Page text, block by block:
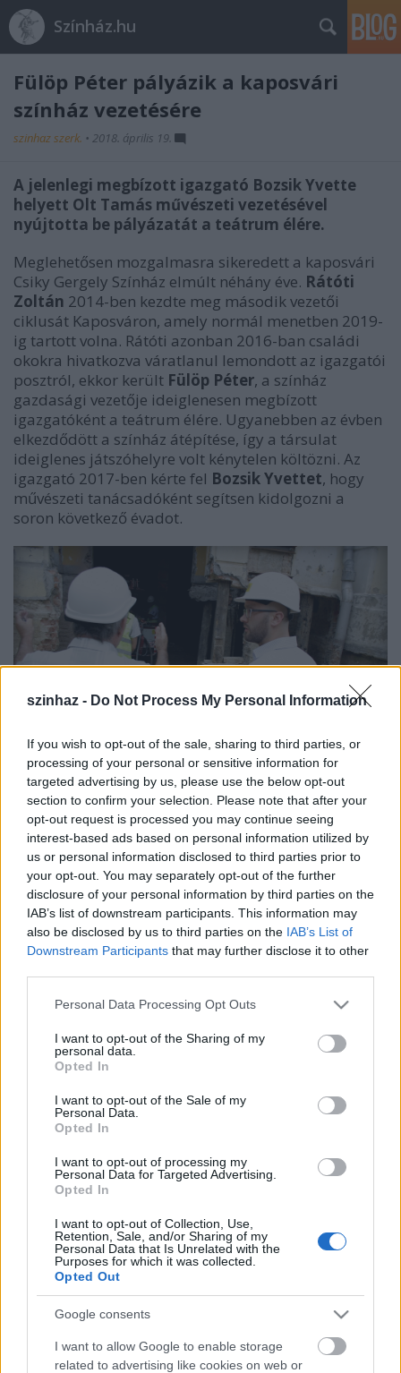
szinhaz - Do Not Process My Personal Information
If you wish to opt-out of the sale, sharing to third parties, or
processing of your personal or sensitive information for
targeted advertising by us, please use the below opt-out
section to confirm your selection. Please note that after your
opt-out request is processed you may continue seeing
interest-based ads based on personal information utilized by
us or personal information disclosed to third parties prior to
your opt-out. You may separately opt-out of the further
disclosure of your personal information by third parties on the
IAB’s list of downstream participants. This information may
also be disclosed by us to third parties on the IAB’s List of
Downstream Participants that may further disclose it to other
Please note that this website/app uses one or more Google
not limited to your visit or usage behaviour. You may click to
grant or deny consent to Google and its third-party tags to
use your data for below specified purposes in below Google
consent section.
Personal Data Processing Opt Outs
I want to opt-out of the Sharing of my
personal data.
Opted In
I want to opt-out of the Sale of my
Personal Data.
Opted In
I want to opt-out of processing my
Personal Data for Targeted Advertising.
Opted In
I want to opt-out of Collection, Use,
Retention, Sale, and/or Sharing of my
Personal Data that Is Unrelated with the
Purposes for which it was collected.
Opted Out
Google consents
I want to allow Google to enable storage
related to advertising like cookies on web or
Színház.hu
Fülöp Péter pályázik a kaposvári
színház vezetésére
szinhaz szerk. • 2018. április 19.
A jelenlegi megbízott igazgató Bozsik Yvette
helyett Olt Tamás művészeti vezetésével
nyújtotta be pályázatát a teátrum élére.
Meglehetősen mozgalmasra sikeredett a kaposvári
Csiky Gergely Színház elmúlt néhány éve. Rátóti
Zoltán 2014-ben kezdte meg második vezetői
ciklusát Kaposváron, amely normál menetben 2019-
ig tartott volna. Rátóti azonban 2016-ban családi
okokra hivatkozva váratlanul lemondott az igazgatói
posztról, ekkor került Fülöp Péter, a színház
gazdasági vezetője ideiglenesen megbízott
igazgatóként a teátrum élére. Ugyanebben az évben
elkezdődött a színház átépítése, így a társulat
ideiglenes játszóhelyre volt kénytelen költözni. Az
igazgató 2017-ben kérte fel Bozsik Yvettet, hogy
művészeti tanácsadóként segítsen kidolgozni a
soron következő évadot.
Fülöp Péter (jobbra) / Forrás: Csiky Gergely Színház
Egy évvel később Fülöp Pétermegbízatását
meghosszabbították, elsősorban azért, mert
gazdasági szakemberként a színház vezetése mellett
az átalakítást is képes menedzselni. Idén
márciusban pedig kiírták az igazgatói pályázatot is,
olyan kritériumokkal, amelyek érezhetően Fülöp
gyakorlat mellett a jogász és a közgazdász
emellett a hároméves, előadó-művészeti
szervezetben szerzett vezetői gyakorlat is kiválthatja
éppen három éve dolgozik a kaposvári teátrumban,
valamint jogász és közgazdász diplomával
Fülöp Péterpályázatában az egykori, mára már-
már legendává vált kaposvári korszak örökségére
való támaszkodás mellett az innovációt és a
megújuló önálló arculat fontosságát emelte ki.
Elsődleges célom, hogy a Csiky Gergely Színház
tartósan a magyar színházi élet meghatározó
szereplője legyen: olyan teátrum, amely azonos
művészeti igényesség mellett ugyanúgy képes felvállalni
a tabuk ledöntését, ahogy a hagyományok megőrzését
- fogalmaz.